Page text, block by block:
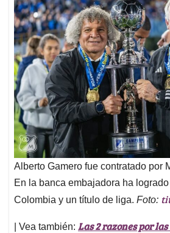
Alberto Gamero fue contratado por
En la banca embajadora ha
Colombia y un título de liga. Foto:
| Vea también: Las 2 razones por